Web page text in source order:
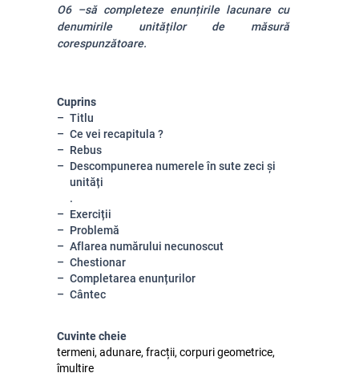
O6 –să completeze enunțirile lacunare cu
denumirile unităților de măsură
corespunzătoare.
Cuprins
Titlu
Ce vei recapitula ?
Rebus
Descompunerea numerele în sute zeci și
unități
.
Exerciții
Problemă
Aflarea numărului necunoscut
Chestionar
Completarea enunțurilor
Cântec
Cuvinte cheie
termeni, adunare, fracții, corpuri geometrice,
îmulțire